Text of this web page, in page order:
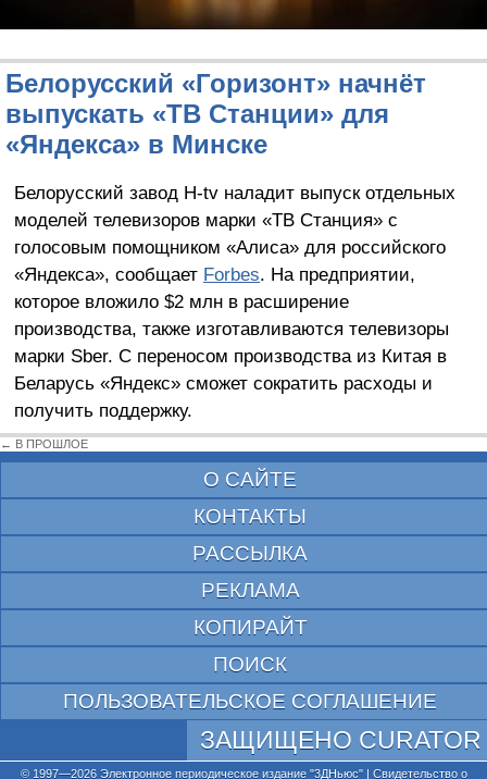
Белорусский «Горизонт» начнёт
выпускать «ТВ Станции» для
«Яндекса» в Минске
Белорусский завод H-tv наладит выпуск отдельных
моделей телевизоров марки «ТВ Станция» с
голосовым помощником «Алиса» для российского
«Яндекса», сообщает Forbes. На предприятии,
которое вложило $2 млн в расширение
производства, также изготавливаются телевизоры
марки Sber. С переносом производства из Китая в
Беларусь «Яндекс» сможет сократить расходы и
получить поддержку.
← В ПРОШЛОЕ
О САЙТЕ
КОНТАКТЫ
РАССЫЛКА
РЕКЛАМА
КОПИРАЙТ
ПОИСК
ПОЛЬЗОВАТЕЛЬСКОЕ СОГЛАШЕНИЕ
ЗАЩИЩЕНО CURATOR
© 1997—2026 Электронное периодическое издание "3ДНьюс" | Свидетельство о